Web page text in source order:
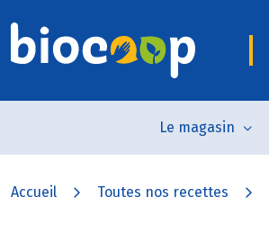
Le magasin
Accueil Toutes nos recettes